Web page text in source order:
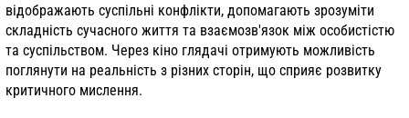
відображають суспільні конфлікти, допомагають зрозуміти
складність сучасного життя та взаємозв'язок між особистістю
та суспільством. Через кіно глядачі отримують можливість
поглянути на реальність з різних сторін, що сприяє розвитку
критичного мислення.